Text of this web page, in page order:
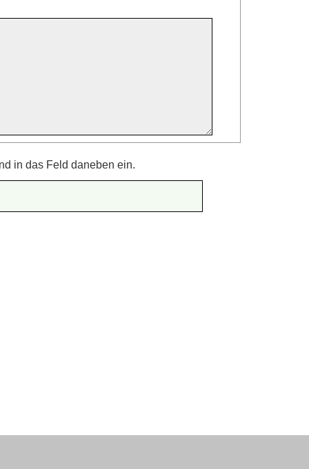
in das Feld daneben ein.